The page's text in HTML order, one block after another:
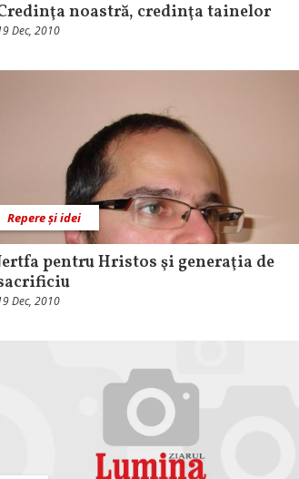
noastră, credinţa tainelor
Dec, 2010
Repere și idei
pentru Hristos şi generaţia de
Dec, 2010